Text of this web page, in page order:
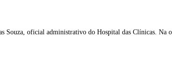
oficial administrativo do Hospital das Clínicas. Na